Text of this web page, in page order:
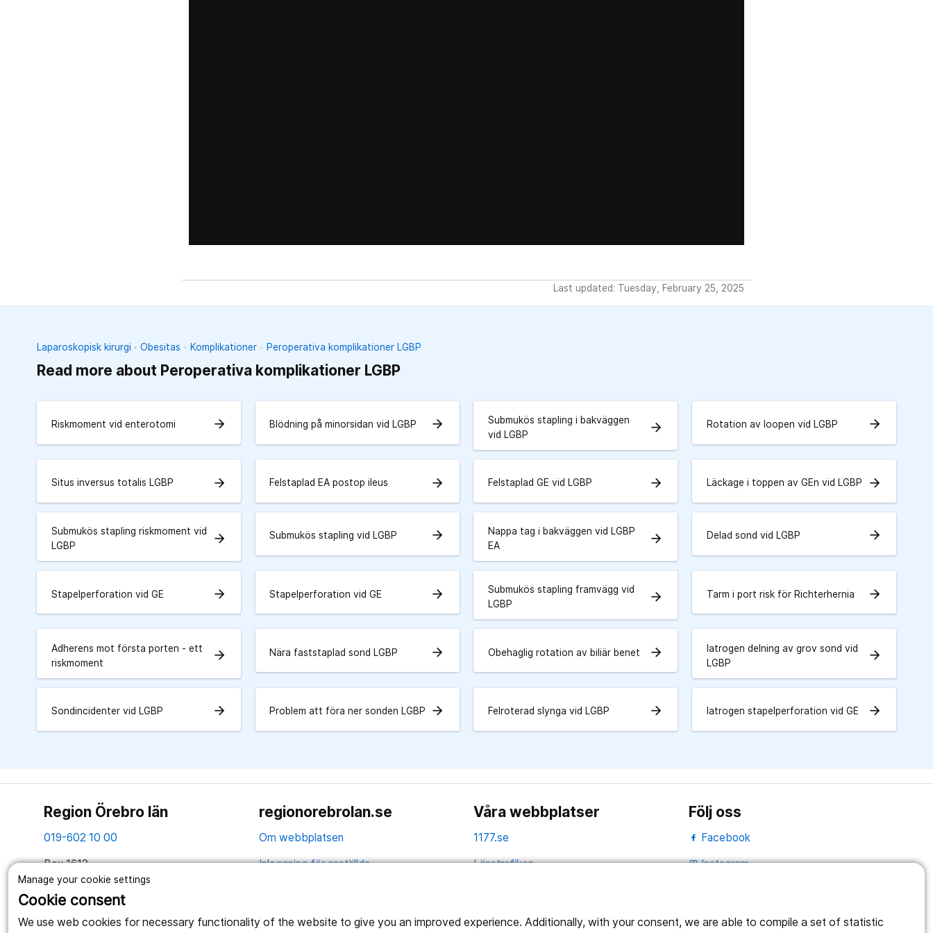
Manage your cookie settings
Cookie consent
We use web cookies for necessary functionality of the website to give you an improved experience. Additionally, with your consent, we are able to compile a set of statistic
Last updated: Tuesday, February 25, 2025
Laparoskopisk kirurgi Obesitas Komplikationer Peroperativa komplikationer LGBP
Read more about Peroperativa komplikationer LGBP
Riskmoment vid enterotomi arrow_forward Blödning på minorsidan vid LGBP arrow_forward
Submukös stapling i bakväggen
vid LGBP
arrow_forward Rotation av loopen vid LGBP arrow_forward
Situs inversus totalis LGBP arrow_forward Felstaplad EA postop ileus arrow_forward Felstaplad GE vid LGBP arrow_forward Läckage i toppen av GEn vid LGBP arrow_forward
Submukös stapling riskmoment vid
LGBP
arrow_forward Submukös stapling vid LGBP arrow_forward
Nappa tag i bakväggen vid LGBP
EA
arrow_forward Delad sond vid LGBP arrow_forward
Stapelperforation vid GE arrow_forward Stapelperforation vid GE arrow_forward
Submukös stapling framvägg vid
LGBP
arrow_forward Tarm i port risk för Richterhernia arrow_forward
Adherens mot första porten - ett
riskmoment
arrow_forward Nära faststaplad sond LGBP arrow_forward Obehaglig rotation av biliär benet arrow_forward
Iatrogen delning av grov sond vid
LGBP
arrow_forward
Sondincidenter vid LGBP arrow_forward Problem att föra ner sonden LGBP arrow_forward Felroterad slynga vid LGBP arrow_forward Iatrogen stapelperforation vid GE arrow_forward
Region Örebro län
019-602 10 00
Box 1613
701 16 Örebro
Tillsammans skapar vi ett bättre liv
regionorebrolan.se
Om webbplatsen
Inloggning för anställda
Webbplatsens tillgänglighet
Våra webbplatser
1177.se
Länstrafiken
Följ oss
Facebook
portraitInstagram